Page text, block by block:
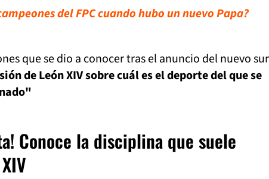
del FPC cuando hubo un nuevo Papa?
que se dio a conocer tras el anuncio del nuevo
de León XIV sobre cuál es el deporte del que se
Conoce la disciplina que suele